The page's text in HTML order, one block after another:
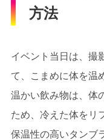
方法
イベント当日は、撮
て、こまめに体を温
温かい飲み物は、体
ため、冷えた体をリ
保温性の高いタンブ